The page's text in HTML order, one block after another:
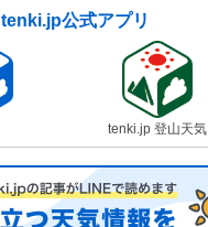
tenki.jp公式アプリ
tenki.jp 登山天気